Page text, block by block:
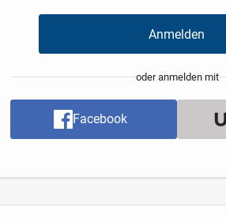
Anmelden
oder anmelden mit
Facebook